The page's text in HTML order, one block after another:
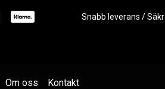
Snabb leverans /
Om oss Kontakt